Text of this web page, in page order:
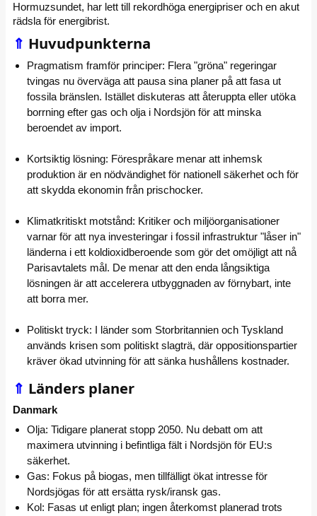
Hormuzsundet, har lett till rekordhöga energipriser och en akut
rädsla för energibrist.
⇑ Huvudpunkterna
Pragmatism framför principer: Flera "gröna" regeringar
tvingas nu överväga att pausa sina planer på att fasa ut
fossila bränslen. Istället diskuteras att återuppta eller utöka
borrning efter gas och olja i Nordsjön för att minska
beroendet av import.
Kortsiktig lösning: Förespråkare menar att inhemsk
produktion är en nödvändighet för nationell säkerhet och för
att skydda ekonomin från prischocker.
Klimatkritiskt motstånd: Kritiker och miljöorganisationer
varnar för att nya investeringar i fossil infrastruktur "låser in"
länderna i ett koldioxidberoende som gör det omöjligt att nå
Parisavtalets mål. De menar att den enda långsiktiga
lösningen är att accelerera utbyggnaden av förnybart, inte
att borra mer.
Politiskt tryck: I länder som Storbritannien och Tyskland
används krisen som politiskt slagträ, där oppositionspartier
kräver ökad utvinning för att sänka hushållens kostnader.
⇑ Länders planer
Danmark
Olja: Tidigare planerat stopp 2050. Nu debatt om att
maximera utvinning i befintliga fält i Nordsjön för EU:s
säkerhet.
Gas: Fokus på biogas, men tillfälligt ökat intresse för
Nordsjögas för att ersätta rysk/iransk gas.
Kol: Fasas ut enligt plan; ingen återkomst planerad trots